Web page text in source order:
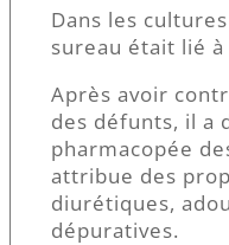
Dans les
sureau était lié
Après avoir
des défunts, il a
pharmacopée
attribue des
diurétiques,
dépuratives.